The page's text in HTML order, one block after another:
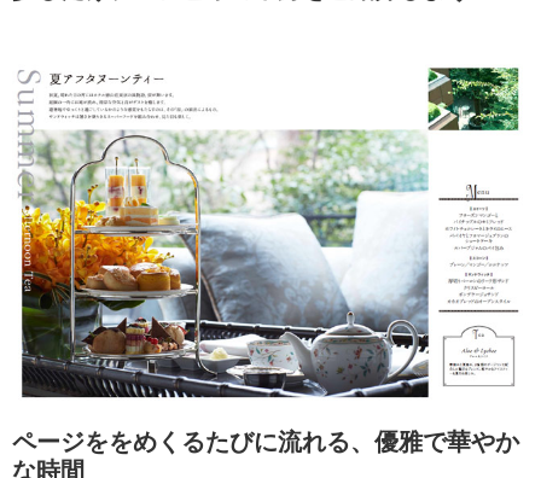
ページををめくるたびに流れる、優雅で華やか
な時間